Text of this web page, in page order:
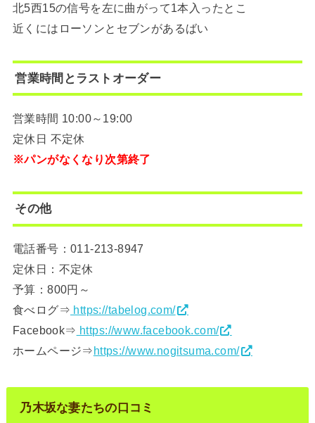
北5西15の信号を左に曲がって1本入ったとこ
近くにはローソンとセブンがあるばい
営業時間とラストオーダー
営業時間 10:00～19:00
定休日 不定休
※パンがなくなり次第終了
その他
電話番号：011-213-8947
定休日：不定休
予算：800円～
食べログ⇒ https://tabelog.com/
Facebook⇒ https://www.facebook.com/
ホームページ⇒https://www.nogitsuma.com/
乃木坂な妻たちの口コミ